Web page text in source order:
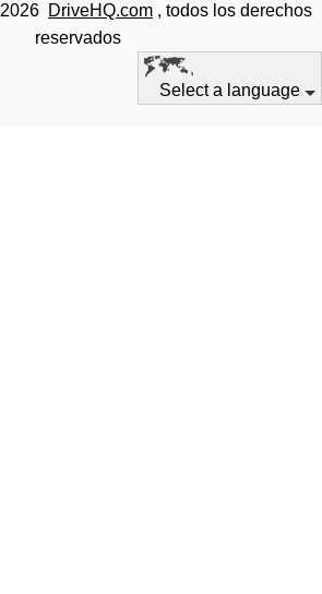
2026 DriveHQ.com , todos los derechos
reservados
Select a language